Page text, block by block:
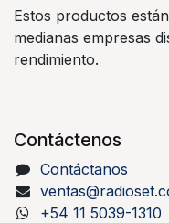
Estos productos
medianas empresas
rendimiento.
Contáctenos
Contáctanos
+54 11 5039-1310